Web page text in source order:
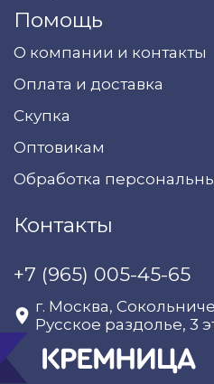
Помощь
О компании и контакты
Оплата и доставка
Скупка
Оптовикам
Обработка
Контакты
+7 (965) 005-45-65
г. Москва,
Русское раздолье, 3